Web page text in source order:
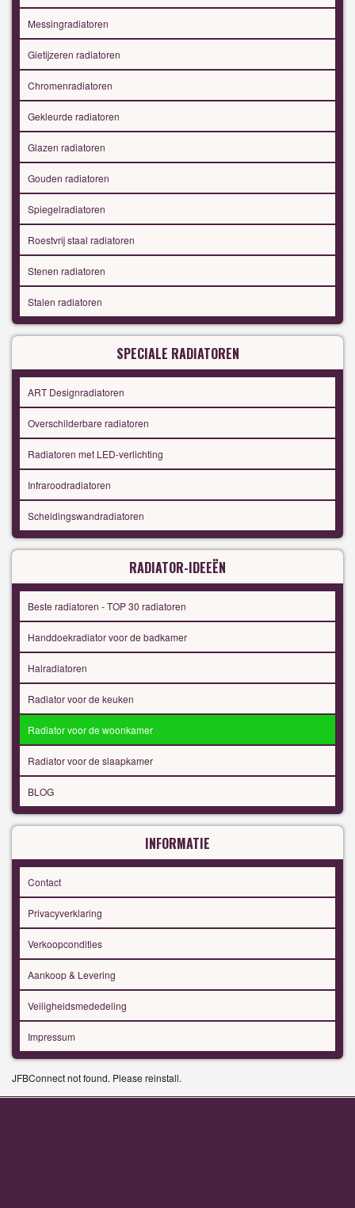
Messingradiatoren
Gietijzeren radiatoren
Chromenradiatoren
Gekleurde radiatoren
Glazen radiatoren
Gouden radiatoren
Spiegelradiatoren
Roestvrij staal radiatoren
Stenen radiatoren
Stalen radiatoren
SPECIALE RADIATOREN
ART Designradiatoren
Overschilderbare radiatoren
Radiatoren met LED-verlichting
Infraroodradiatoren
Scheidingswandradiatoren
RADIATOR-IDEEËN
Beste radiatoren - TOP 30 radiatoren
Handdoekradiator voor de badkamer
Halradiatoren
Radiator voor de keuken
Radiator voor de woonkamer
Radiator voor de slaapkamer
BLOG
INFORMATIE
Contact
Privacyverklaring
Verkoopcondities
Aankoop & Levering
Veiligheidsmededeling
Impressum
JFBConnect not found. Please reinstall.